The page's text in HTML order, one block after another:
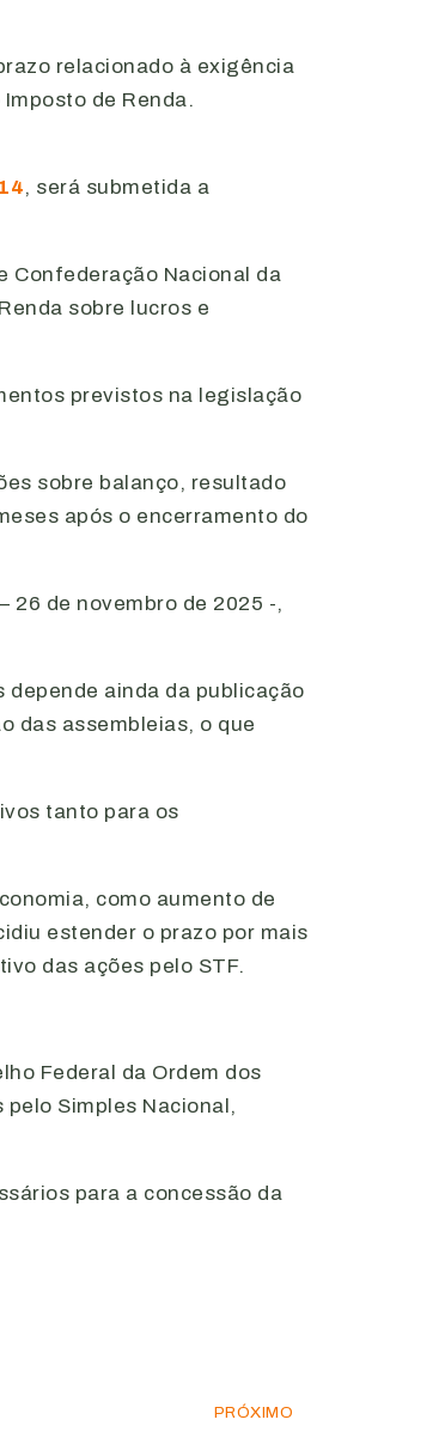
relacionado à exigência
de Renda.
, será submetida a
Confederação Nacional da
sobre lucros e
previstos na legislação
sobre balanço, resultado
após o encerramento do
26 de novembro de 2025 -,
depende ainda da publicação
das assembleias, o que
tanto para os
como aumento de
estender o prazo por mais
das ações pelo STF.
Federal da Ordem dos
Simples Nacional,
para a concessão da
PRÓXIMO